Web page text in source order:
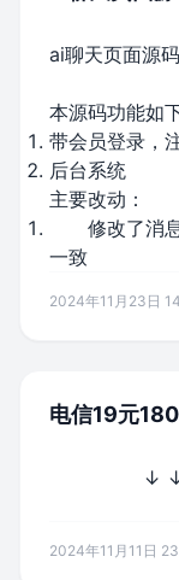
ai聊天页面源
本源码功能如
带会员登录，
后台系统
主要改动：
修改了消息
一致
2024年11月23日
电信19元
↓
2024年11月11日